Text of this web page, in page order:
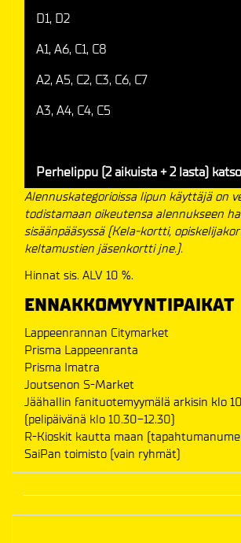
D1, D2
A1, A6, C1, C8
A2, A5, C2, C3, C6, C7
A3, A4, C4, C5
Perhelippu (2 aikuista + 2 lasta)
Alennuskategorioissa lipun käyttäjä on
todistamaan oikeutensa alennukseen
sisäänpääsyssä (Kela-kortti,
keltamustien jäsenkortti jne.).
Hinnat sis. ALV 10 %.
ENNAKKOMYYNTIPAIKAT
Lappeenrannan Citymarket
Prisma Lappeenranta
Prisma Imatra
Joutsenon S-Market
Jäähallin fanituotemyymälä arkisin klo
(pelipäivänä klo 10.30-12.30)
R-Kioskit kautta maan
SaiPan toimisto (vain ryhmät)